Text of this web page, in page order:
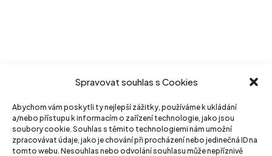
Spravovat souhlas s Cookies
Abychom vám poskytli ty nejlepší zážitky, používáme k ukládání
a/nebo přístupu k informacím o zařízení technologie, jako jsou
soubory cookie. Souhlas s těmito technologiemi nám umožní
zpracovávat údaje, jako je chování při procházení nebo jedinečná ID na
tomto webu. Nesouhlas nebo odvolání souhlasu může nepříznivě